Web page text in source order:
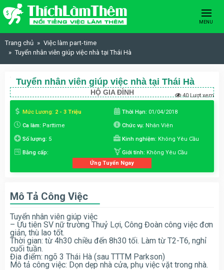
Skip to content
MENU
Trang chủ
Việc làm part-time
Tuyển nhân viên giúp việc nhà tại Thái Hà
Tuyển nhân viên giúp việc nhà tại Thái Hà
HỘ GIA ĐÌNH 40 Lượt xem
Mức Lương: 2 - 3 Triệu Thời Hạn: 01/04/2018
Ca làm: Parttime Chức vụ: Nhân Viên
Số lượng: 5 Kinh nghiệm: Không Yêu Cầu
Bằng cấp: Giới tính: Không Yêu Cầu
Ứng Tuyển Ngay
Mô Tả Công Việc
Tuyển nhân viên giúp việc
– Ưu tiên SV nữ trường Thuỷ Lợi, Công Đoàn công việc đơn
giản, thù lao tốt.
Thời gian: từ 4h30 chiều đến 8h30 tối. Làm từ T2-T6, nghỉ
cuối tuần.
Địa điểm: ngõ 3 Thái Hà (sau TTTM Parkson)
Mô tả công việc: Dọn dẹp nhà cửa, phụ việc vặt trong nhà.